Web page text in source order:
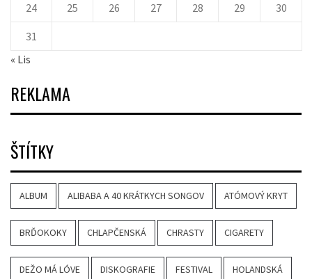
24 25 26 27 28 29 30
31
« Lis
REKLAMA
ŠTÍTKY
ALBUM ALIBABA A 40 KRÁTKYCH SONGOV ATÓMOVÝ KRYT
BRĎOKOKY CHLAPČENSKÁ CHRASTY CIGARETY
DEŽO MÁ LÓVE DISKOGRAFIE FESTIVAL HOLANDSKÁ